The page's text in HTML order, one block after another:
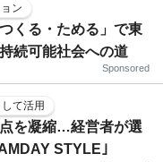
ン
くる・ためる」で東
続可能社会への道
Sponsored
て活用
を凝縮…経営者が選
STYLE｣